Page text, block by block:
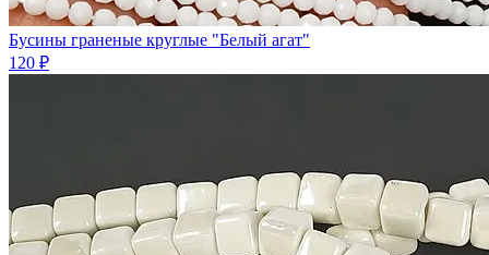
Бусины граненые круглые "Белый агат"
120 ₽